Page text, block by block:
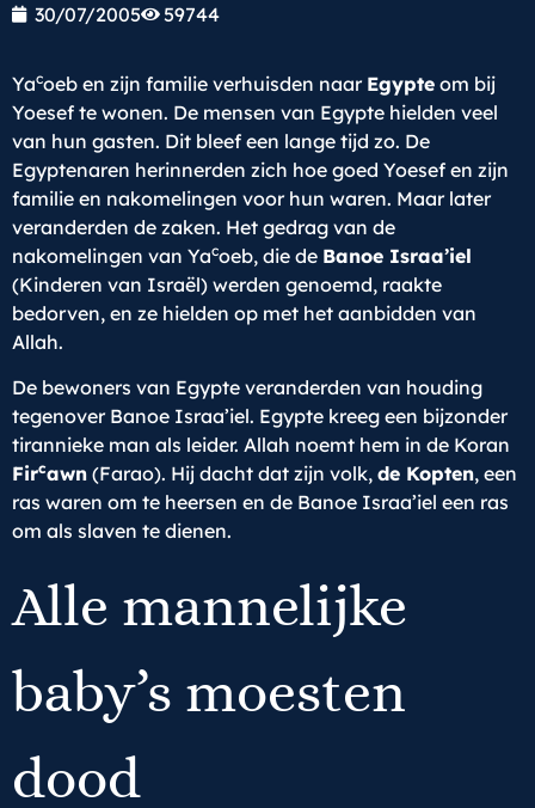
30/07/2005 59744
Yacoeb en zijn familie verhuisden naar Egypte om bij
Yoesef te wonen. De mensen van Egypte hielden veel
van hun gasten. Dit bleef een lange tijd zo. De
Egyptenaren herinnerden zich hoe goed Yoesef en zijn
familie en nakomelingen voor hun waren. Maar later
veranderden de zaken. Het gedrag van de
nakomelingen van Yacoeb, die de Banoe Israa’iel
(Kinderen van Israël) werden genoemd, raakte
bedorven, en ze hielden op met het aanbidden van
Allah.
De bewoners van Egypte veranderden van houding
tegenover Banoe Israa’iel. Egypte kreeg een bijzonder
tirannieke man als leider. Allah noemt hem in de Koran
Fircawn (Farao). Hij dacht dat zijn volk, de Kopten, een
ras waren om te heersen en de Banoe Israa’iel een ras
om als slaven te dienen.
Alle mannelijke
baby’s moesten
dood